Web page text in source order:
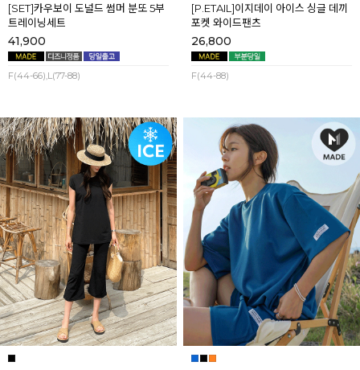
[SET]카우보이 도널드 썸머 분또 5부
트레이닝세트
41,900
F(44-66),L(77-88)
[P.ETAIL]이지데이 아이스 싱글 데끼
포켓 와이드팬츠
26,800
F(44-88)